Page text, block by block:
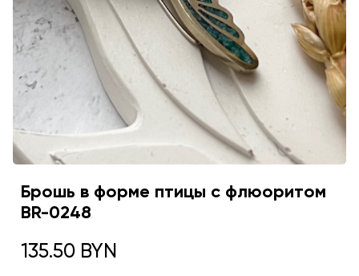
Брошь в форме птицы с флюоритом
BR-0248
135.50 BYN